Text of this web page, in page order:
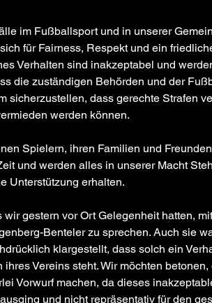
im Fußballsport und in unserer
für Fairness, Respekt und ein
Verhalten sind inakzeptabel und
die zuständigen Behörden und der
sicherzustellen, dass gerechte Strafen
werden können.
Spielern, ihren Familien und
und werden alles in unserer Macht
Unterstützung erhalten.
gestern vor Ort Gelegenheit hatten,
Benteler zu sprechen. Auch sie
klargestellt, dass solch ein
Vereins steht. Wir möchten
Vorwurf machen, da dieses
und nicht repräsentativ für den